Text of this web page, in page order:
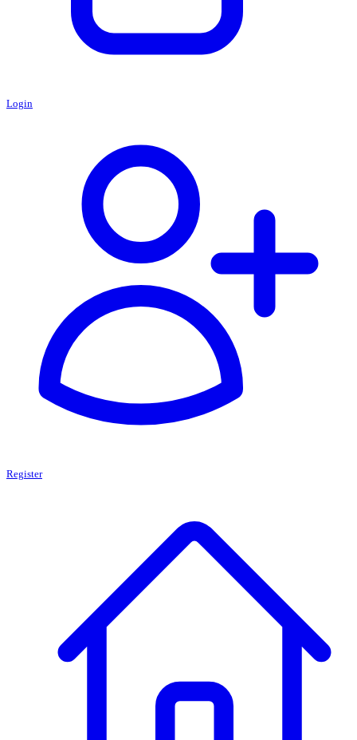
Login
Register